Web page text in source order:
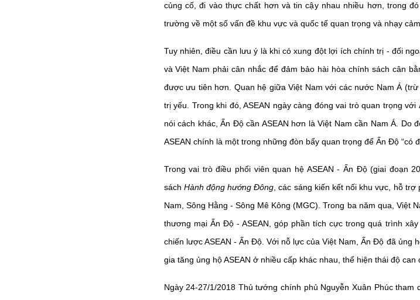
củng cố, đi vào thực chất hơn và tin cậy nhau nhiều hơn, trong
trường về một số vấn đề khu vực và quốc tế quan trọng và nhạy
Tuy nhiên, điều cần lưu ý là khi có xung đột lợi ích chính trị - đối
và Việt Nam phải cân nhắc để đảm bảo hài hòa chính sách cân
được ưu tiên hơn. Quan hệ giữa Việt Nam với các nước Nam Á
trị yếu. Trong khi đó, ASEAN ngày càng đóng vai trò quan trọng
nói cách khác, Ấn Độ cần ASEAN hơn là Việt Nam cần Nam Á.
ASEAN chính là một trong những đòn bẩy quan trọng để Ấn Độ “có
Trong vai trò điều phối viên quan hệ ASEAN - Ấn Độ (giai đoạn
sách Hành động hướng Đông, các sáng kiến kết nối khu vực, hỗ
Nam, Sông Hằng - Sông Mê Kông (MGC). Trong ba năm qua, Việt
thương mại Ấn Độ - ASEAN, góp phần tích cực trong quá trình
chiến lược ASEAN - Ấn Độ. Với nỗ lực của Việt Nam, Ấn Độ đã ủng
gia tăng ủng hộ ASEAN ở nhiều cấp khác nhau, thể hiện thái độ
Ngày 24-27/1/2018 Thủ tướng chính phủ Nguyễn Xuân Phúc